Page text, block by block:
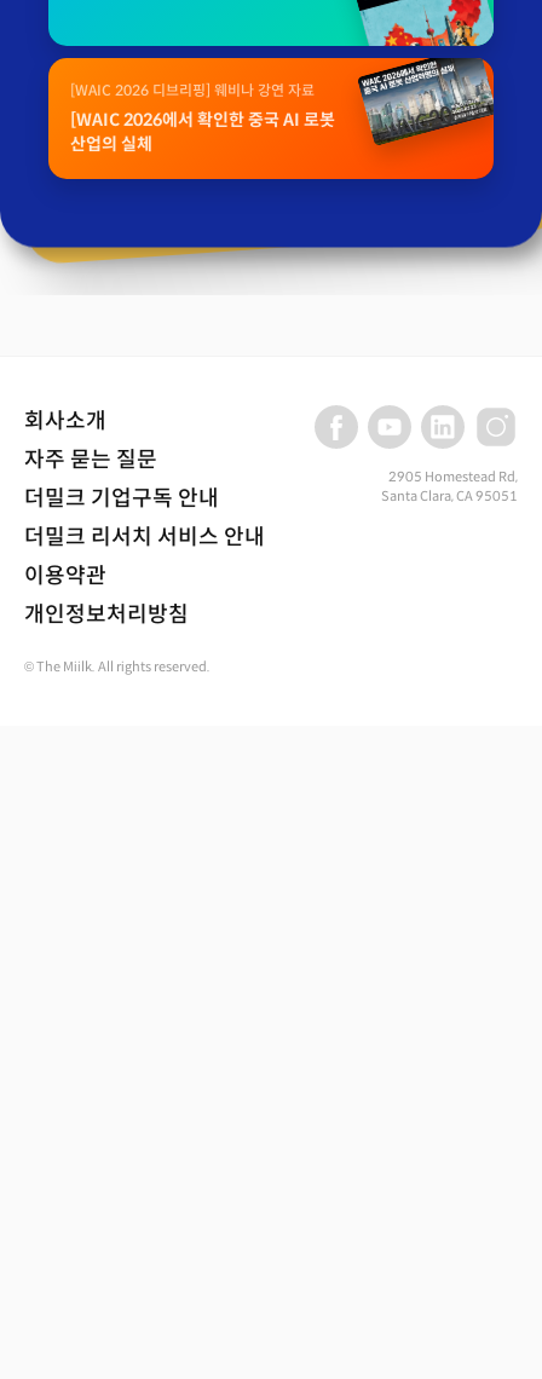
[WAIC 2026 디브리핑] 웨비나 강연 자료
[WAIC 2026에서 확인한 중국 AI 로봇
산업의 실체
회사소개
자주 묻는 질문
더밀크 기업구독 안내
더밀크 리서치 서비스 안내
이용약관
개인정보처리방침
2905 Homestead Rd,
Santa Clara, CA 95051
© The Miilk. All rights reserved.